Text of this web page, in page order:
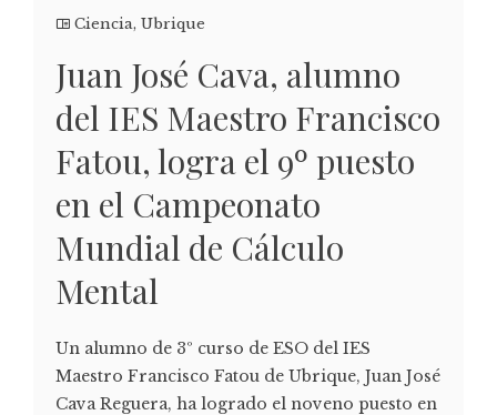
Ciencia, Ubrique
Juan José Cava, alumno
del IES Maestro Francisco
Fatou, logra el 9º puesto
en el Campeonato
Mundial de Cálculo
Mental
Un alumno de 3º curso de ESO del IES
Maestro Francisco Fatou de Ubrique, Juan José
Cava Reguera, ha logrado el noveno puesto en